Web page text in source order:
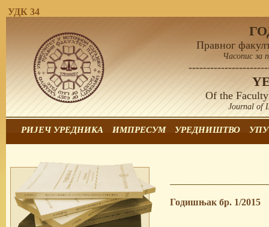
УДК 34
Правног
Часопис за
Of the
Journal of
РИЈЕЧ УРЕДНИКА ИМПРЕСУМ УРЕДНИШТВО
Годишњак бр. 1/2015